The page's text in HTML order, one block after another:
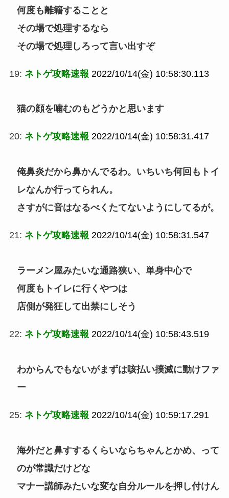
何度も離籍することと
その場で処理するなら
その場で処理しろって言い出すぞ
19: ネトゲ攻略速報 2022/10/14(金) 10:58:30.113
猫の顔を噛むのもどうかと思います
20: ネトゲ攻略速報 2022/10/14(金) 10:58:31.417
俺鼻炎だから鼻かんでるわ。いちいち何回もトイ
レなんか行ってられん。
さすがに音はなるべくたてないようにしてるが。
21: ネトゲ攻略速報 2022/10/14(金) 10:58:31.547
ラーメン屋みたいな通路狭い、単身中心で
何度もトイレに行くやつは
店側が発狂して出禁にしそう
22: ネトゲ攻略速報 2022/10/14(金) 10:58:43.519
わからんでもないがまずは咳払い撲滅に動けファ
ー
25: ネトゲ攻略速報 2022/10/14(金) 10:59:17.291
海外だと鼻すするくらいならちゃんとかめ、って
のが常識だけどな
マナー講師みたいな変な自分ルールを押し付けん